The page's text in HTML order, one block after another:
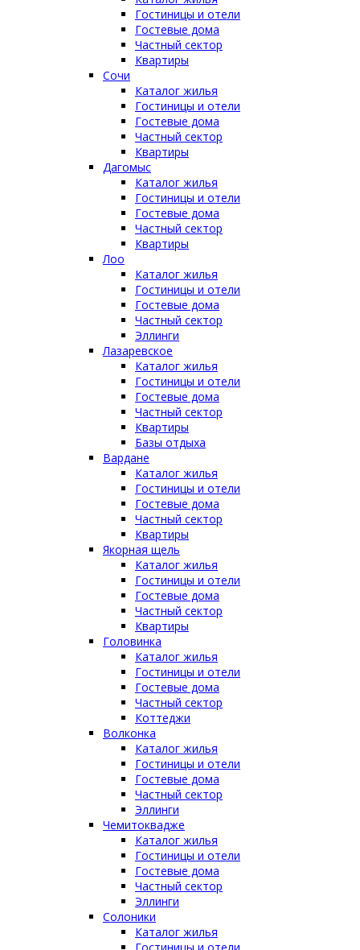
Гостиницы и отели
Гостевые дома
Частный сектор
Квартиры
Сочи
Каталог жилья
Гостиницы и отели
Гостевые дома
Частный сектор
Квартиры
Дагомыс
Каталог жилья
Гостиницы и отели
Гостевые дома
Частный сектор
Квартиры
Лоо
Каталог жилья
Гостиницы и отели
Гостевые дома
Частный сектор
Эллинги
Лазаревское
Каталог жилья
Гостиницы и отели
Гостевые дома
Частный сектор
Квартиры
Базы отдыха
Вардане
Каталог жилья
Гостиницы и отели
Гостевые дома
Частный сектор
Квартиры
Якорная щель
Каталог жилья
Гостиницы и отели
Гостевые дома
Частный сектор
Квартиры
Головинка
Каталог жилья
Гостиницы и отели
Гостевые дома
Частный сектор
Коттеджи
Волконка
Каталог жилья
Гостиницы и отели
Гостевые дома
Частный сектор
Эллинги
Чемитоквадже
Каталог жилья
Гостиницы и отели
Гостевые дома
Частный сектор
Эллинги
Солоники
Каталог жилья